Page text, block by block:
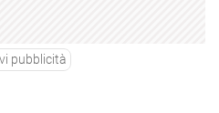
pubblicità